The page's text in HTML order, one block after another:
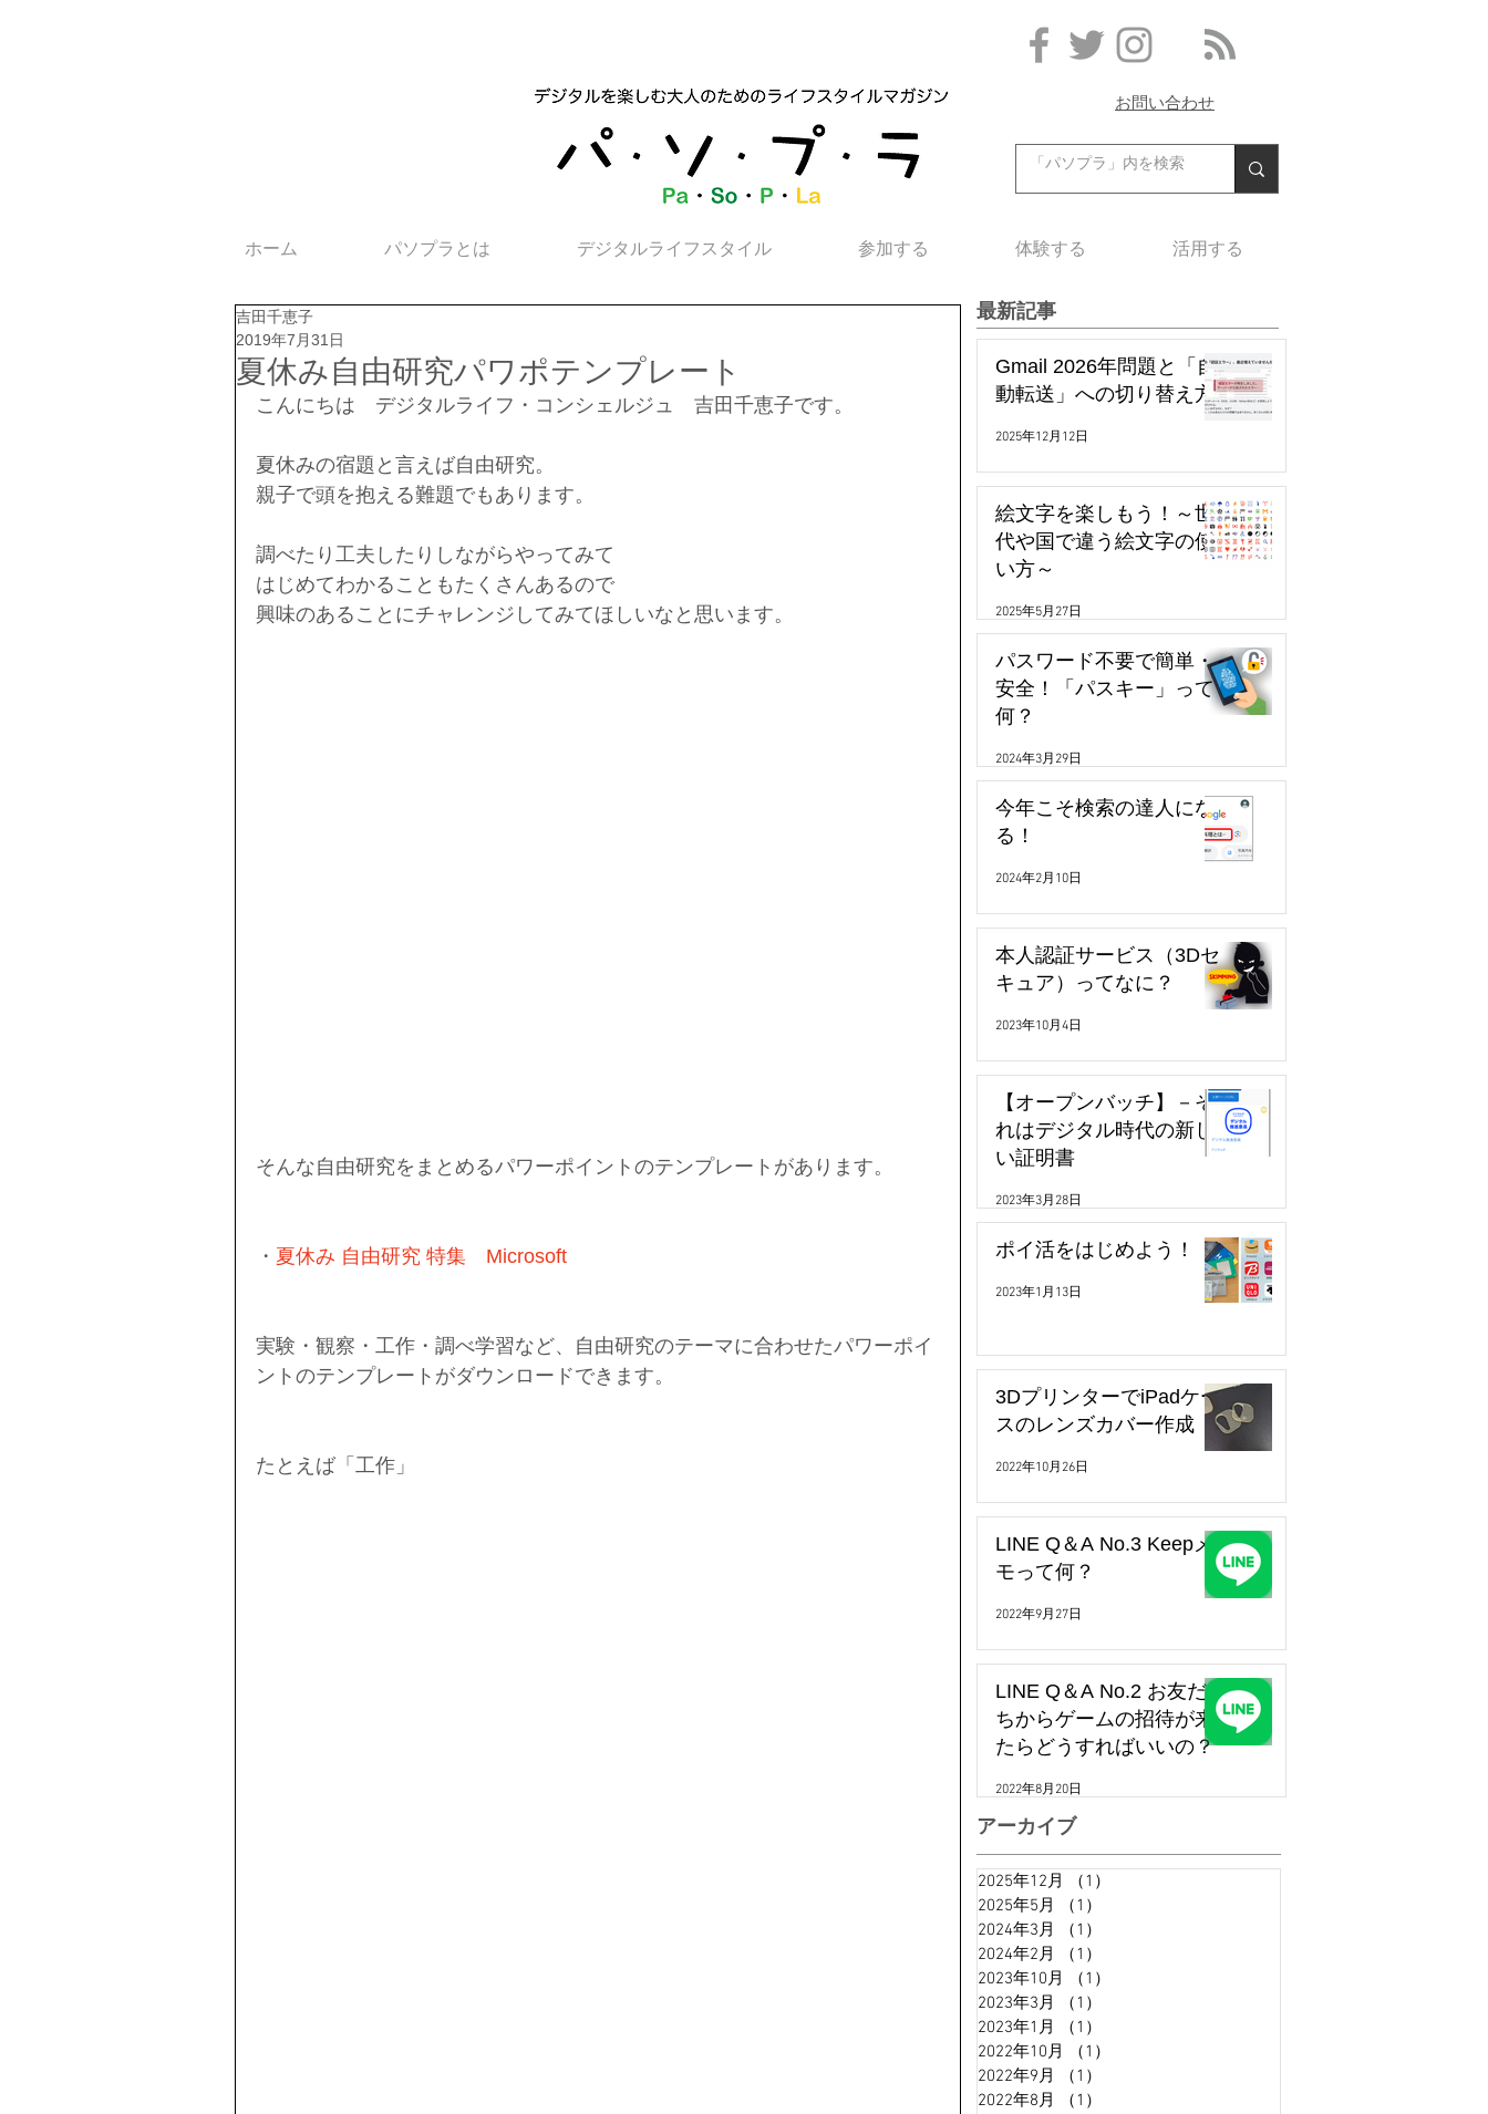
お問い合わせ
ホーム パソプラとは デジタルライフスタイル 参加する 体験する 活用する
夏休み自由研究パワポテンプレート
吉田千恵子
2019年7月31日
こんにちは　デジタルライフ・コンシェルジュ　吉田千恵子です。
夏休みの宿題と言えば自由研究。
親子で頭を抱える難題でもあります。
調べたり工夫したりしながらやってみて
はじめてわかることもたくさんあるので
興味のあることにチャレンジしてみてほしいなと思います。
そんな自由研究をまとめるパワーポイントのテンプレートがあります。
・ 夏休み 自由研究 特集　Microsoft
実験・観察・工作・調べ学習など、自由研究のテーマに合わせたパワーポイ
ントのテンプレートがダウンロードできます。
たとえば「工作」
最新記事
Gmail 2026年問題と「自
動転送」への切り替え方
2025年12月12日
絵文字を楽しもう！～世
代や国で違う絵文字の使
い方～
2025年5月27日
パスワード不要で簡単・
安全！「パスキー」って
何？
2024年3月29日
今年こそ検索の達人にな
る！
2024年2月10日
本人認証サービス（3Dセ
キュア）ってなに？
2023年10月4日
【オープンバッチ】－そ
れはデジタル時代の新し
い証明書
2023年3月28日
ポイ活をはじめよう！
2023年1月13日
3DプリンターでiPadケー
スのレンズカバー作成
2022年10月26日
LINE Q＆A No.3 Keepメ
モって何？
2022年9月27日
LINE Q＆A No.2 お友だ
ちからゲームの招待が来
たらどうすればいいの？
2022年8月20日
アーカイブ
2025年12月 （1）
2025年5月
（1）
2024年3月
（1）
2024年2月
（1）
2023年10月
（1）
2023年3月
（1）
2023年1月
（1）
2022年10月
（1）
2022年9月
（1）
2022年8月
（1）